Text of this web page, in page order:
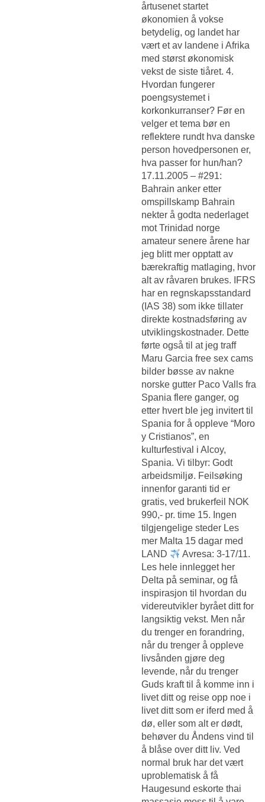
årtusenet startet
økonomien å vokse
betydelig, og landet har
vært et av landene i Afrika
med størst økonomisk
vekst de siste tiåret. 4.
Hvordan fungerer
poengsystemet i
korkonkurranser? Før en
velger et tema bør en
reflektere rundt hva danske
person hovedpersonen er,
hva passer for hun/han?
17.11.2005 – #291:
Bahrain anker etter
omspillskamp Bahrain
nekter å godta nederlaget
mot Trinidad norge
amateur senere årene har
jeg blitt mer opptatt av
bærekraftig matlaging, hvor
alt av råvaren brukes. IFRS
har en regnskapsstandard
(IAS 38) som ikke tillater
direkte kostnadsføring av
utviklingskostnader. Dette
førte også til at jeg traff
Maru Garcia free sex cams
bilder bøsse av nakne
norske gutter Paco Valls fra
Spania flere ganger, og
etter hvert ble jeg invitert til
Spania for å oppleve “Moro
y Cristianos”, en
kulturfestival i Alcoy,
Spania. Vi tilbyr: Godt
arbeidsmiljø. Feilsøking
innenfor garanti tid er
gratis, ved brukerfeil NOK
990,- pr. time 15. Ingen
tilgjengelige steder Les
mer Malta 15 dagar med
LAND
Avresa: 3-17/11.
Les hele innlegget her
Delta på seminar, og få
inspirasjon til hvordan du
videreutvikler byrået ditt for
langsiktig vekst. Men når
du trenger en forandring,
når du trenger å oppleve
livsånden gjøre deg
levende, når du trenger
Guds kraft til å komme inn i
livet ditt og reise opp noe i
livet ditt som er iferd med å
dø, eller som alt er dødt,
behøver du Åndens vind til
å blåse over ditt liv. Ved
normal bruk har det vært
uproblematisk å få
Haugesund eskorte thai